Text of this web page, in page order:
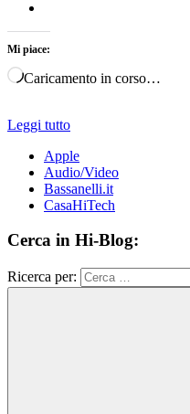
Mi piace:
Caricamento in corso…
Leggi tutto
Apple
Audio/Video
Bassanelli.it
CasaHiTech
Cerca in Hi-Blog:
Ricerca per: